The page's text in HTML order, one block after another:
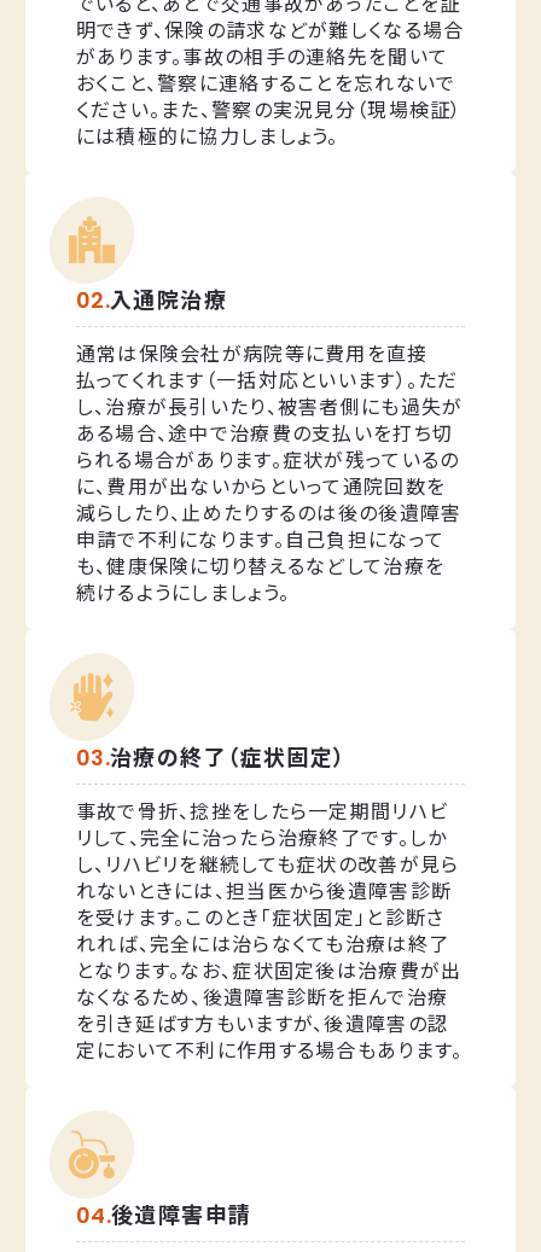
明できず、保険の請求などが難しくなる場合
があります。事故の相手の連絡先を聞いて
おくこと、警察に連絡することを忘れないで
ください。また、警察の実況見分（現場検証）
には積極的に協力しましょう。
入通院治療
通常は保険会社が病院等に費用を直接
払ってくれます（一括対応といいます）。ただ
し、治療が長引いたり、被害者側にも過失が
ある場合、途中で治療費の支払いを打ち切
られる場合があります。症状が残っているの
に、費用が出ないからといって通院回数を
減らしたり、止めたりするのは後の後遺障害
申請で不利になります。自己負担になって
も、健康保険に切り替えるなどして治療を
続けるようにしましょう。
治療の終了（症状固定）
事故で骨折、捻挫をしたら一定期間リハビ
リして、完全に治ったら治療終了です。しか
し、リハビリを継続しても症状の改善が見ら
れないときには、担当医から後遺障害診断
を受けます。このとき「症状固定」と診断さ
れれば、完全には治らなくても治療は終了
となります。なお、症状固定後は治療費が出
なくなるため、後遺障害診断を拒んで治療
を引き延ばす方もいますが、後遺障害の認
定において不利に作用する場合もあります。
後遺障害申請